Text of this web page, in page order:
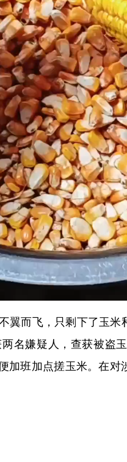
而飞，只剩下了玉米
名嫌疑人，查获被盗
班加点搓玉米。在对